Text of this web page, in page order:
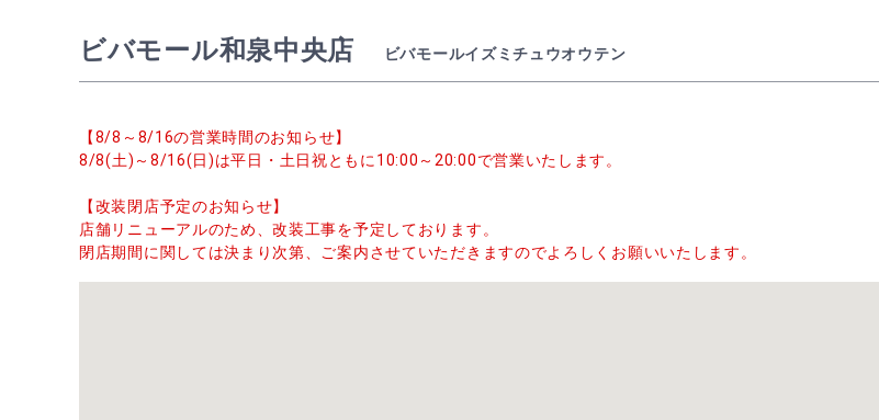
ビバモール和泉中央店 ビバモールイズミチュウオウテン
【8/8～8/16の営業時間のお知らせ】
8/8(土)～8/16(日)は平日・土日祝ともに10:00～20:00で営業いたします。
【改装閉店予定のお知らせ】
店舗リニューアルのため、改装工事を予定しております。
閉店期間に関しては決まり次第、ご案内させていただきますのでよろしくお願いいたします。